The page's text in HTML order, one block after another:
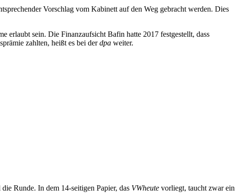
Vorschlag vom Kabinett auf den Weg gebracht werden. Dies
erlaubt sein. Die Finanzaufsicht Bafin hatte 2017 festgestellt, dass
zahlten, heißt es bei derdpa weiter.
Runde. In dem 14-seitigen Papier, das VWheute vorliegt, taucht zwar ein